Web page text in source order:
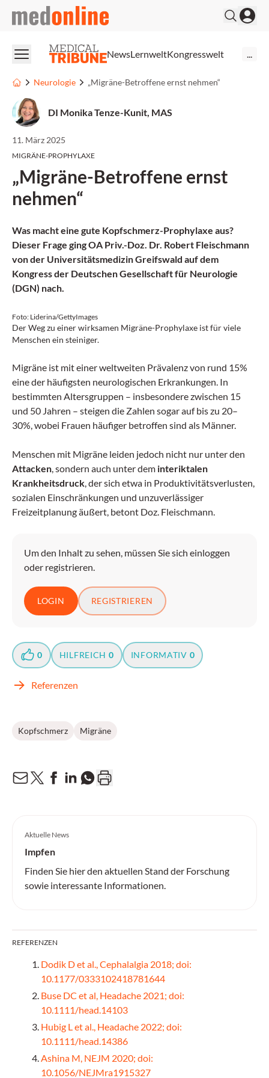
medonline
NewsLernweltKongresswelt
Neurologie „Migräne-Betroffene ernst nehmen“
DI Monika Tenze-Kunit, MAS
11. März 2025
MIGRÄNE-PROPHYLAXE
„Migräne-Betroffene ernst
nehmen“
Was macht eine gute Kopfschmerz-Prophylaxe aus?
Dieser Frage ging OA Priv.-Doz. Dr. Robert Fleischmann
von der Universitätsmedizin Greifswald auf dem
Kongress der Deutschen Gesellschaft für Neurologie
(DGN) nach.
Foto: Liderina/GettyImages
Der Weg zu einer wirksamen Migräne-Prophylaxe ist für viele
Menschen ein steiniger.
Migräne ist mit einer weltweiten Prävalenz von rund 15%
eine der häufigsten neurologischen Erkrankungen. In
bestimmten Altersgruppen – insbesondere zwischen 15
und 50 Jahren – steigen die Zahlen sogar auf bis zu 20–
30%, wobei Frauen häufiger betroffen sind als Männer.
Menschen mit Migräne leiden jedoch nicht nur unter den
Attacken, sondern auch unter dem interiktalen
Krankheitsdruck, der sich etwa in Produktivitätsverlusten,
sozialen Einschränkungen und unzuverlässiger
Freizeitplanung äußert, betont Doz. Fleischmann.
Um den Inhalt zu sehen, müssen Sie sich einloggen
oder registrieren.
LOGIN REGISTRIEREN
0 HILFREICH 0 INFORMATIV 0
Referenzen
Kopfschmerz Migräne
Aktuelle News
Impfen
Finden Sie hier den aktuellen Stand der Forschung
sowie interessante Informationen.
REFERENZEN
Dodik D et al., Cephalalgia 2018; doi:
10.1177/0333102418781644
Buse DC et al, Headache 2021; doi:
10.1111/head.14103
Hubig L et al., Headache 2022; doi:
10.1111/head.14386
Ashina M, NEJM 2020; doi:
10.1056/NEJMra1915327